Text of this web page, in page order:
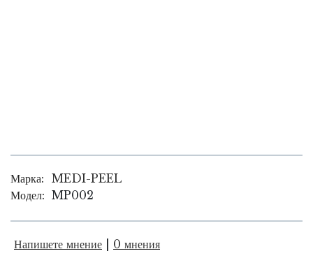
Марка: MEDI-PEEL
Модел: MP002
Напишете мнение 0 мнения